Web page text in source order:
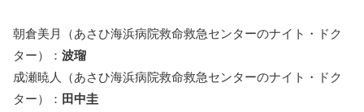
朝倉美月（あさひ海浜病院救命救急センターのナイト・ドク
ター）： 波瑠
成瀬暁人（あさひ海浜病院救命救急センターのナイト・ドク
ター）： 田中圭